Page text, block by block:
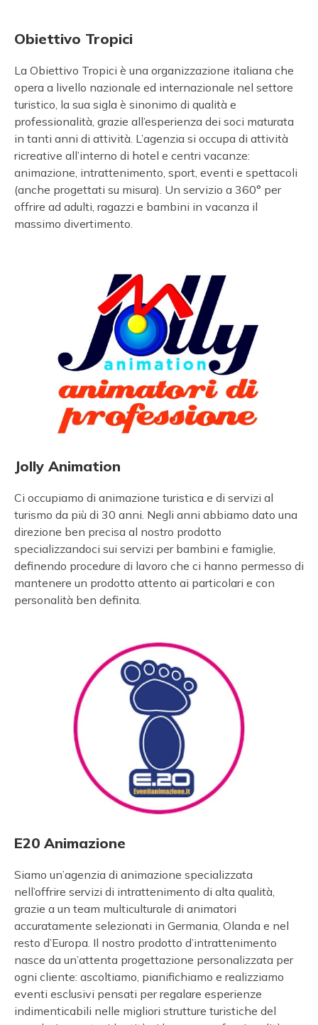
Obiettivo Tropici
La Obiettivo Tropici è una organizzazione italiana che
opera a livello nazionale ed internazionale nel settore
turistico, la sua sigla è sinonimo di qualità e
professionalità, grazie all’esperienza dei soci maturata
in tanti anni di attività. L’agenzia si occupa di attività
ricreative all’interno di hotel e centri vacanze:
animazione, intrattenimento, sport, eventi e spettacoli
(anche progettati su misura). Un servizio a 360° per
offrire ad adulti, ragazzi e bambini in vacanza il
massimo divertimento.
Jolly Animation
Ci occupiamo di animazione turistica e di servizi al
turismo da più di 30 anni. Negli anni abbiamo dato una
direzione ben precisa al nostro prodotto
specializzandoci sui servizi per bambini e famiglie,
definendo procedure di lavoro che ci hanno permesso di
mantenere un prodotto attento ai particolari e con
personalità ben definita.
E20 Animazione
Siamo un’agenzia di animazione specializzata
nell’offrire servizi di intrattenimento di alta qualità,
grazie a un team multiculturale di animatori
accuratamente selezionati in Germania, Olanda e nel
resto d’Europa. Il nostro prodotto d’intrattenimento
nasce da un’attenta progettazione personalizzata per
ogni cliente: ascoltiamo, pianifichiamo e realizziamo
eventi esclusivi pensati per regalare esperienze
indimenticabili nelle migliori strutture turistiche del